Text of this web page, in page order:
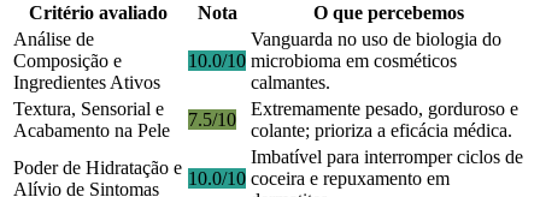
Critério avaliado Nota
O que percebemos
Análise de
Composição e
Ingredientes Ativos
10.0/10
Vanguarda no uso de biologia do
microbioma em cosméticos
calmantes.
Textura, Sensorial e
Acabamento na Pele
7.5/10
Extremamente pesado, gorduroso e
colante; prioriza a eficácia médica.
Poder de Hidratação e
Alívio de Sintomas
10.0/10
Imbatível para interromper ciclos de
coceira e repuxamento em